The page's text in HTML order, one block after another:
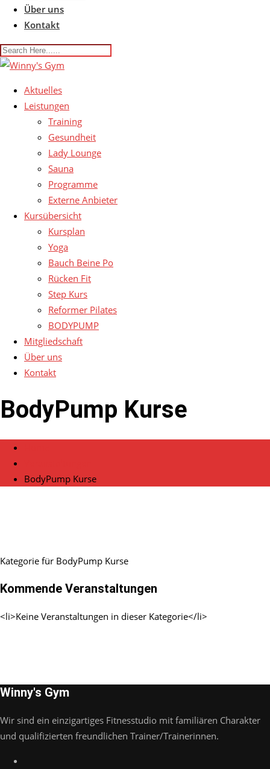
Über uns
Kontakt
Aktuelles
Leistungen
Training
Gesundheit
Lady Lounge
Sauna
Programme
Externe Anbieter
Kursübersicht
Kursplan
Yoga
Bauch Beine Po
Rücken Fit
Step Kurs
Reformer Pilates
BODYPUMP
Mitgliedschaft
Über uns
Kontakt
BodyPump Kurse
BodyPump Kurse
Kategorie für BodyPump Kurse
Kommende Veranstaltungen
<li>Keine Veranstaltungen in dieser Kategorie</li>
Winny's Gym
Wir sind ein einzigartiges Fitnesstudio mit familiären Charakter
und qualifizierten freundlichen Trainer/Trainerinnen.